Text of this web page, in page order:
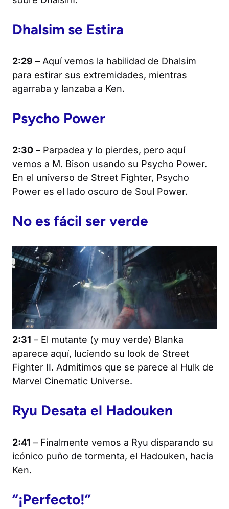
Dhalsim se Estira
2:29 – Aquí vemos la habilidad de Dhalsim
para estirar sus extremidades, mientras
agarraba y lanzaba a Ken.
Psycho Power
2:30 – Parpadea y lo pierdes, pero aquí
vemos a M. Bison usando su Psycho Power.
En el universo de Street Fighter, Psycho
Power es el lado oscuro de Soul Power.
No es fácil ser verde
2:31 – El mutante (y muy verde) Blanka
aparece aquí, luciendo su look de Street
Fighter II. Admitimos que se parece al Hulk de
Marvel Cinematic Universe.
Ryu Desata el Hadouken
2:41 – Finalmente vemos a Ryu disparando su
icónico puño de tormenta, el Hadouken, hacia
Ken.
“¡Perfecto!”